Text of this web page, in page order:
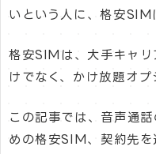
いという人に、格安SIM
格安SIMは、大手キャ
けでなく、かけ放題オプ
この記事では、音声通
めの格安SIM、契約先を